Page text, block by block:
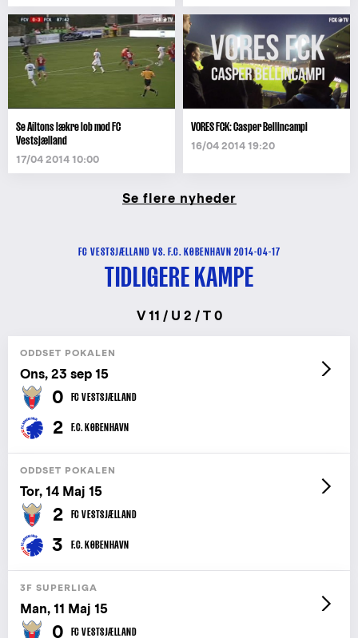
Se Aíltons lækre lob mod FC
Vestsjælland
17/04 2014 10:00
VORES FCK: Casper Bellincampi
16/04 2014 19:20
Se flere nyheder
FC VESTSJÆLLAND VS. F.C. KØBENHAVN 2014-04-17
TIDLIGERE KAMPE
V 11 / U 2 / T 0
ODDSET POKALEN
Ons, 23 sep 15
0 FC VESTSJÆLLAND
2 F.C. KØBENHAVN
ODDSET POKALEN
Tor, 14 Maj 15
2 FC VESTSJÆLLAND
3 F.C. KØBENHAVN
3F SUPERLIGA
Man, 11 Maj 15
0 FC VESTSJÆLLAND